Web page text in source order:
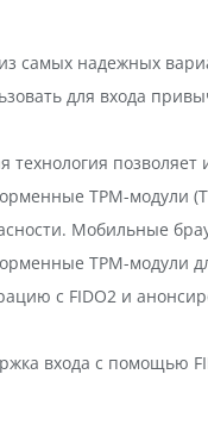
самых надежных
для входа
технология
TPM-модули
Мобильные
TPM-модули
с FIDO2 и
входа с помощью